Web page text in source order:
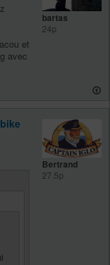
et
avec
bartas
24p
Bertrand
27.5p